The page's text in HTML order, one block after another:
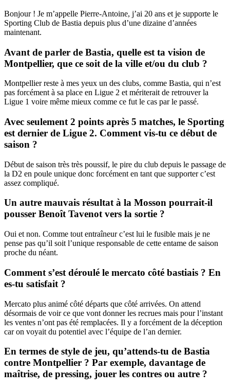
Bonjour ! Je m’appelle Pierre-Antoine, j’ai 20 ans et je supporte le
Sporting Club de Bastia depuis plus d’une dizaine d’années
maintenant.
Avant de parler de Bastia, quelle est ta vision de
Montpellier, que ce soit de la ville et/ou du club ?
Montpellier reste à mes yeux un des clubs, comme Bastia, qui n’est
pas forcément à sa place en Ligue 2 et mériterait de retrouver la
Ligue 1 voire même mieux comme ce fut le cas par le passé.
Avec seulement 2 points après 5 matches, le Sporting
est dernier de Ligue 2. Comment vis-tu ce début de
saison ?
Début de saison très très poussif, le pire du club depuis le passage de
la D2 en poule unique donc forcément en tant que supporter c’est
assez compliqué.
Un autre mauvais résultat à la Mosson pourrait-il
pousser Benoît Tavenot vers la sortie ?
Oui et non. Comme tout entraîneur c’est lui le fusible mais je ne
pense pas qu’il soit l’unique responsable de cette entame de saison
proche du néant.
Comment s’est déroulé le mercato côté bastiais ? En
es-tu satisfait ?
Mercato plus animé côté départs que côté arrivées. On attend
désormais de voir ce que vont donner les recrues mais pour l’instant
les ventes n’ont pas été remplacées. Il y a forcément de la déception
car on voyait du potentiel avec l’équipe de l’an dernier.
En termes de style de jeu, qu’attends-tu de Bastia
contre Montpellier ? Par exemple, davantage de
maîtrise, de pressing, jouer les contres ou autre ?